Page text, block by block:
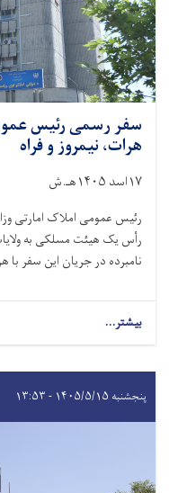
سفر رسمی رئیس
هرات، نیمروز و فراه
۱۷اسد ۱۴۰۵هـ.ش
رئیس عمومی املاک امارتی
رأس یک هیئت مسلکی به
نامبرده در جریان این سفر
بیشتر...
پنجشنبه ۱۴۰۵/۵/۱۵ - ۱۳:۵۳